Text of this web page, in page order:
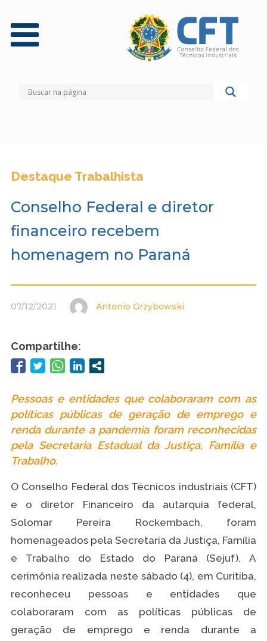
Destaque Trabalhista
Conselho Federal e diretor
financeiro recebem
homenagem no Paraná
07/12/2021 Antonio Grzybowski
Compartilhe:
Pessoas e entidades que colaboraram com as
políticas públicas de geração de emprego e
renda durante a pandemia foram reconhecidas
pela Secretaria Estadual da Justiça, Família e
Trabalho.
O Conselho Federal dos Técnicos industriais (CFT)
e o diretor Financeiro da autarquia federal,
Solomar Pereira Rockembach, foram
homenageados pela Secretaria da Justiça, Família
e Trabalho do Estado do Paraná (Sejuf). A
cerimônia realizada neste sábado (4), em Curitiba,
reconheceu pessoas e entidades que
colaboraram com as políticas públicas de
geração de emprego e renda durante a